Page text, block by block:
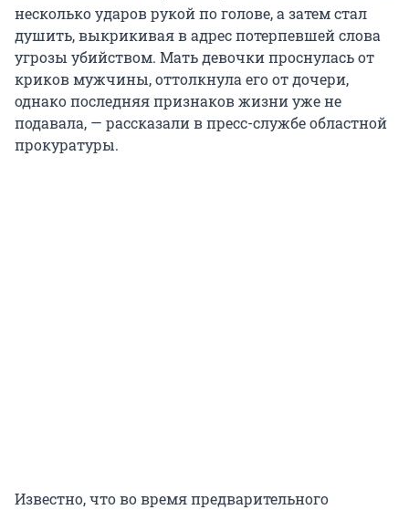
несколько ударов рукой по голове, а затем стал
душить, выкрикивая в адрес потерпевшей слова
угрозы убийством. Мать девочки проснулась от
криков мужчины, оттолкнула его от дочери,
однако последняя признаков жизни уже не
подавала, — рассказали в пресс-службе областной
прокуратуры.
Известно, что во время предварительного